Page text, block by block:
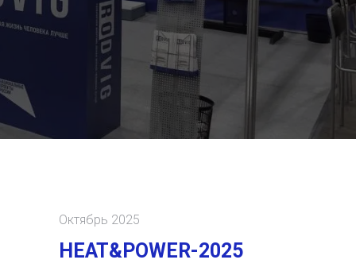
HEAT&POWER-2025
Октябрь 2025